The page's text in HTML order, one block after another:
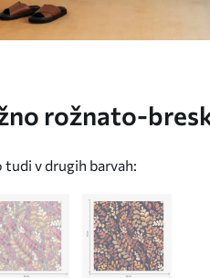
rožnato-
tudi v drugih barvah: